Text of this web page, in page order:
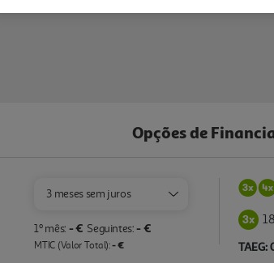
Opções de
3 meses sem juros
1º mês: - € Seguintes:- €
MTIC (Valor Total):- € TAEG: